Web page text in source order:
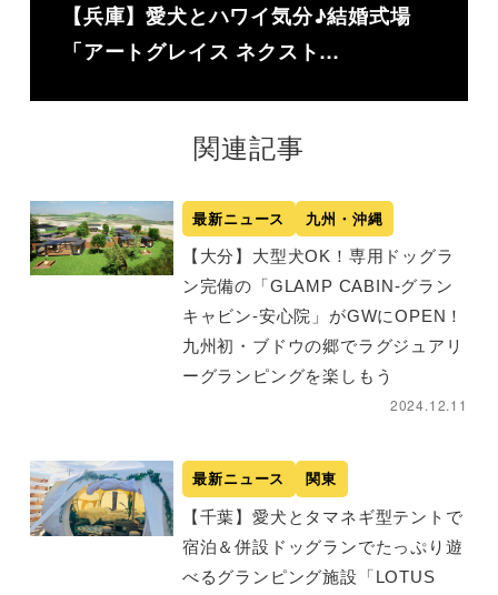
【兵庫】愛犬とハワイ気分♪結婚式場
「アートグレイス ネクスト…
関連記事
最新ニュース 九州・沖縄
【大分】大型犬OK！専用ドッグラ
ン完備の「GLAMP CABIN-グラン
キャビン-安心院」がGWにOPEN！
九州初・ブドウの郷でラグジュアリ
ーグランピングを楽しもう
2024.12.11
最新ニュース 関東
【千葉】愛犬とタマネギ型テントで
宿泊＆併設ドッグランでたっぷり遊
べるグランピング施設「LOTUS